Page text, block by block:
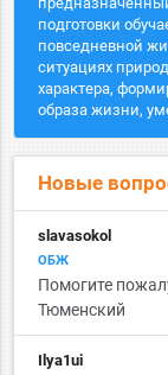
подготовки
повседневной
ситуациях
характера,
образа жизни,
Новые
slavasokol
ОБЖ
Помогите
Тюменский
Ilya1ui